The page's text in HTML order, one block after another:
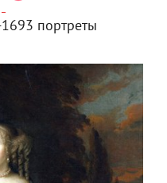
портреты